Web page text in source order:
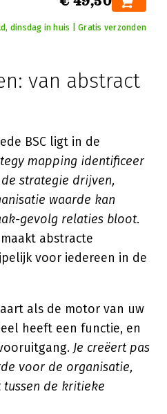
dinsdag in huis | Gratis verzonden
van abstract
BSC ligt in de
mapping identificeer
strategie drijven,
waarde kan
gevolg relaties bloot.
abstracte
voor iedereen in de
als de motor van uw
heeft een functie, en
Je creëert pas
voor de organisatie,
de kritieke